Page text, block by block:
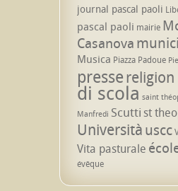
journal pascal paoli
pascal paoli mairie
Casanova
Musica Piazza Padoue
pressereligion
di scola saint
Manfredi Scuttist
Universitàuscc
Vita pasturale
évêque